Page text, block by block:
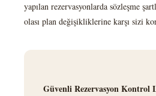
yapılan rezervasyonlarda sözleşme
olası plan değişikliklerine karşı sizi
Güvenli Rezervasyon Kontrol